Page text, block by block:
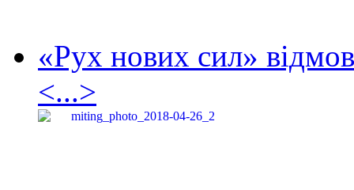
«Рух нових сил»
<...>